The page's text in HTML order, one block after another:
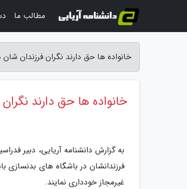
خانواده ها حق دارند نگران فرزندان
خانواده ها حق دارند
به گزارش دانشنامه آریایی، دبیر
فرزندانشان در باشگاه های
غیرمجاز خودداری نمایند.
مطالب ما